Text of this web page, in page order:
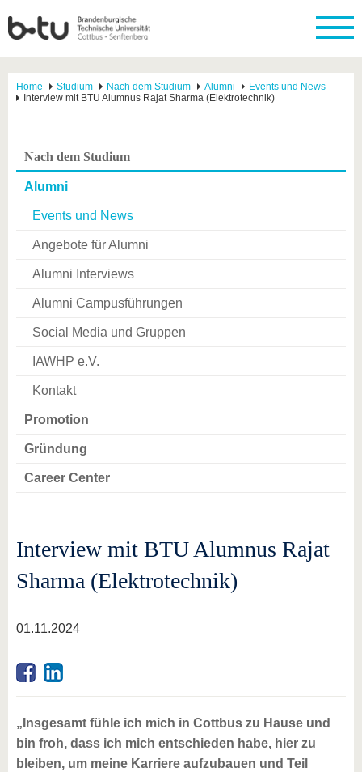
Home Studium Nach dem Studium Alumni
Events und News
Interview mit BTU Alumnus Rajat Sharma (Elektrotechnik)
Nach dem Studium
Alumni
Events und News
Angebote für Alumni
Alumni Interviews
Alumni Campusführungen
Social Media und Gruppen
IAWHP e.V.
Kontakt
Promotion
Gründung
Career Center
Interview mit BTU Alumnus Rajat
Sharma (Elektrotechnik)
01.11.2024
„Insgesamt fühle ich mich in Cottbus zu Hause und
bin froh, dass ich mich entschieden habe, hier zu
bleiben, um meine Karriere aufzubauen und Teil